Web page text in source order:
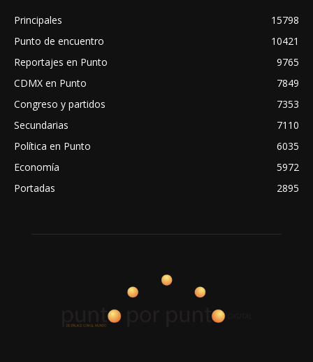
Principales
15798
Punto de encuentro
10421
Reportajes en Punto
9765
CDMX en Punto
7849
Congreso y partidos
7353
Secundarias
7110
Política en Punto
6035
Economía
5972
Portadas
2895